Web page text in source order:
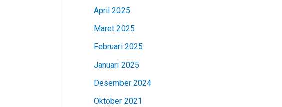
April 2025
Maret 2025
Februari 2025
Januari 2025
Desember 2024
Oktober 2021